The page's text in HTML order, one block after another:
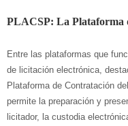
PLACSP: La Plataforma
Entre las plataformas que
de licitación electrónica,
Plataforma de Contratación
permite la preparación y
licitador, la custodia